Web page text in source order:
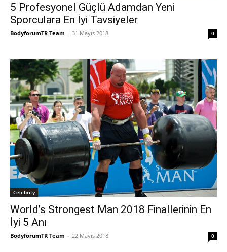
5 Profesyonel Güçlü Adamdan Yeni
Sporculara En İyi Tavsiyeler
BodyforumTR Team - 31 Mayıs 2018 0
Celebrity
World’s Strongest Man 2018 Finallerinin En
İyi 5 Anı
BodyforumTR Team - 22 Mayıs 2018 0